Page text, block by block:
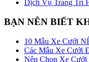
Dịch Vụ Trang Trí
BẠN NÊN BIẾT
10 Mẫu Xe Cưới
Các Mẫu Xe Cưới
Nên Chọn Xe